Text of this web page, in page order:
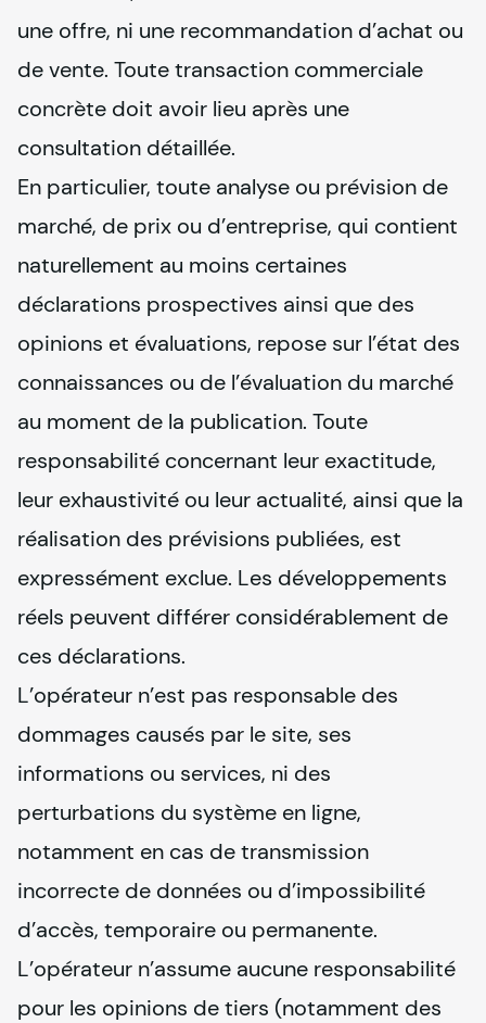
une offre, ni une recommandation d’achat ou
de vente. Toute transaction commerciale
concrète doit avoir lieu après une
consultation détaillée.
En particulier, toute analyse ou prévision de
marché, de prix ou d’entreprise, qui contient
naturellement au moins certaines
déclarations prospectives ainsi que des
opinions et évaluations, repose sur l’état des
connaissances ou de l’évaluation du marché
au moment de la publication. Toute
responsabilité concernant leur exactitude,
leur exhaustivité ou leur actualité, ainsi que la
réalisation des prévisions publiées, est
expressément exclue. Les développements
réels peuvent différer considérablement de
ces déclarations.
L’opérateur n’est pas responsable des
dommages causés par le site, ses
informations ou services, ni des
perturbations du système en ligne,
notamment en cas de transmission
incorrecte de données ou d’impossibilité
d’accès, temporaire ou permanente.
L’opérateur n’assume aucune responsabilité
pour les opinions de tiers (notamment des